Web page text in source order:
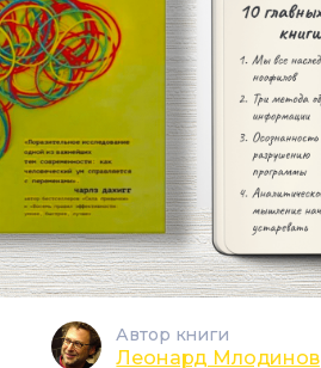
Автор книги
Леонард Млодинов